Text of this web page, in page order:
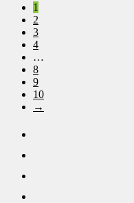
1
2
3
4
…
8
9
10
→